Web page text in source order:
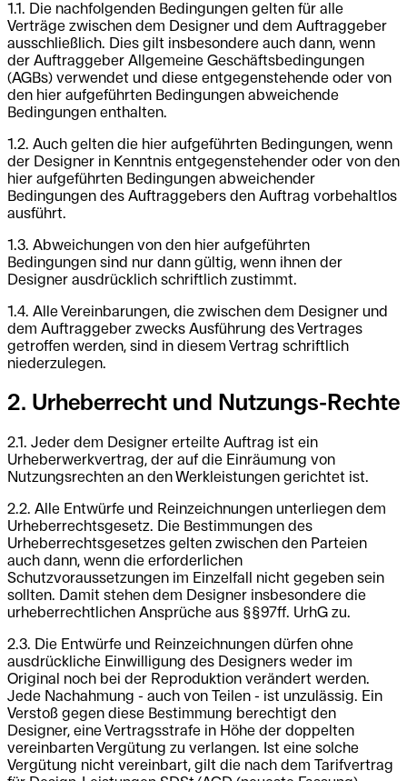
1.1. Die nachfolgenden Bedingungen gelten für alle
Verträge zwischen dem Designer und dem Auftraggeber
ausschließlich. Dies gilt insbesondere auch dann, wenn
der Auftraggeber Allgemeine Geschäftsbedingungen
(AGBs) verwendet und diese entgegenstehende oder von
den hier aufgeführten Bedingungen abweichende
Bedingungen enthalten.
1.2. Auch gelten die hier aufgeführten Bedingungen, wenn
der Designer in Kenntnis entgegenstehender oder von den
hier aufgeführten Bedingungen abweichender
Bedingungen des Auftraggebers den Auftrag vorbehaltlos
ausführt.
1.3. Abweichungen von den hier aufgeführten
Bedingungen sind nur dann gültig, wenn ihnen der
Designer ausdrücklich schriftlich zustimmt.
1.4. Alle Vereinbarungen, die zwischen dem Designer und
dem Auftraggeber zwecks Ausführung des Vertrages
getroffen werden, sind in diesem Vertrag schriftlich
niederzulegen.
2. Urheberrecht und Nutzungs-Rechte
2.1. Jeder dem Designer erteilte Auftrag ist ein
Urheberwerkvertrag, der auf die Einräumung von
Nutzungsrechten an den Werkleistungen gerichtet ist.
2.2. Alle Entwürfe und Reinzeichnungen unterliegen dem
Urheberrechtsgesetz. Die Bestimmungen des
Urheberrechtsgesetzes gelten zwischen den Parteien
auch dann, wenn die erforderlichen
Schutzvoraussetzungen im Einzelfall nicht gegeben sein
sollten. Damit stehen dem Designer insbesondere die
urheberrechtlichen Ansprüche aus §§97ff. UrhG zu.
2.3. Die Entwürfe und Reinzeichnungen dürfen ohne
ausdrückliche Einwilligung des Designers weder im
Original noch bei der Reproduktion verändert werden.
Jede Nachahmung - auch von Teilen - ist unzulässig. Ein
Verstoß gegen diese Bestimmung berechtigt den
Designer, eine Vertragsstrafe in Höhe der doppelten
vereinbarten Vergütung zu verlangen. Ist eine solche
Vergütung nicht vereinbart, gilt die nach dem Tarifvertrag